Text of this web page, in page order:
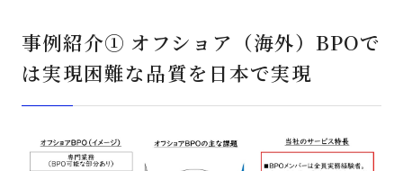
事例紹介① オフショア（海外）BPOで
は実現困難な品質を日本で実現